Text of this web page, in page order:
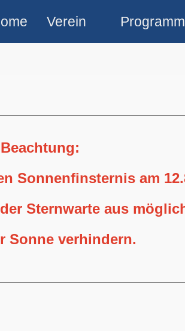
Verein Programm
Sonnenfinsternis am
Sternwarte aus
Sonne verhindern.